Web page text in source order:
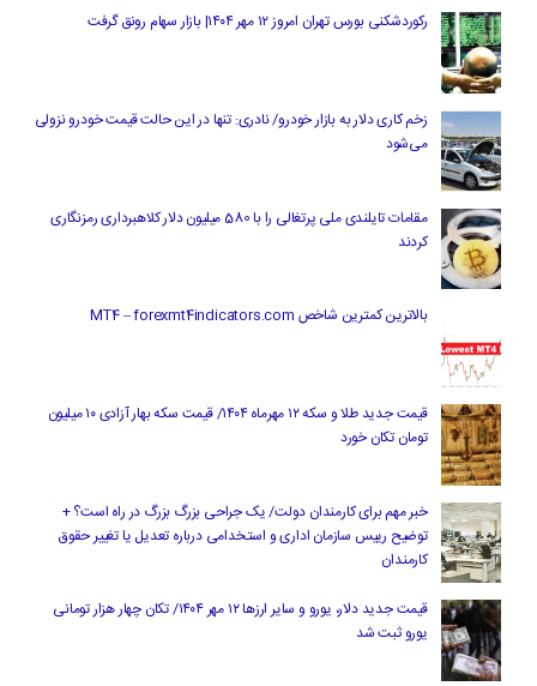
رکوردشکنی بورس تهران امروز ۱۲ مهر ۱۴۰۴| بازار سهام رونق گرفت
زخم کاری دلار به بازار خودرو/ نادری: تنها در این حالت قیمت خودرو نزولی
می‌شود
مقامات تایلندی ملی پرتغالی را با 580 میلیون دلار کلاهبرداری رمزنگاری
کردند
بالاترین کمترین شاخص MT4 – forexmt4indicators.com
قیمت جدید طلا و سکه ۱۲ مهرماه ۱۴۰۴/ قیمت سکه بهار آزادی ۱۰ میلیون
تومان تکان خورد
خبر مهم برای کارمندان دولت/ یک جراحی بزرگ بزرگ در راه است؟ +
توضیح رییس سازمان اداری و استخدامی درباره تعدیل یا تغییر حقوق
کارمندان
قیمت جدید دلار، یورو و سایر ارزها ۱۲ مهر ۱۴۰۴/ تکان چهار هزار تومانی
یورو ثبت شد